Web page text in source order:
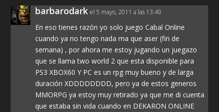
barbarodark el 5 mayo, 2011 a las 13:49
En eso tienes razón yo solo juego Cabal Online
cuando ya no tengo nada ma que aser (fin de
semana) , por ahora me estoy jugando un juegazo
que se llama two world 2 que esta disponible para
PS3 XBOX60 Y PC es un rpg muy bueno y de larga
duración XDDDDDDDD, pero ya de estos generos
MMORPG ya estoy muy retirado ya que me di cuenta
que estaba sin vida cuando en DEKARON ONLINE